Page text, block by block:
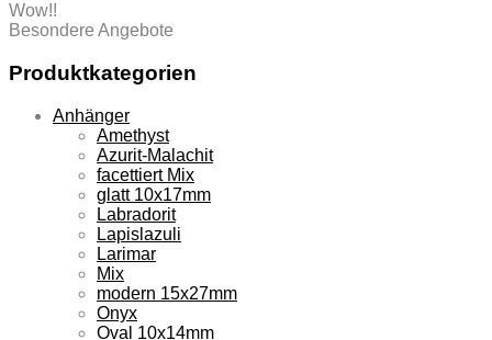
Wow!!
Besondere Angebote
Produktkategorien
Anhänger
Amethyst
Azurit-Malachit
facettiert Mix
glatt 10x17mm
Labradorit
Lapislazuli
Larimar
Mix
modern 15x27mm
Onyx
Oval 10x14mm